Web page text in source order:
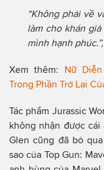
“Không phải về
làm cho khán
mình hạnh
Xem thêm: Nữ
Trong Phần Trở Lại
Tác phẩm Jurassic
không nhận được cái
Glen cũng đã bỏ
sao của Top Gun: